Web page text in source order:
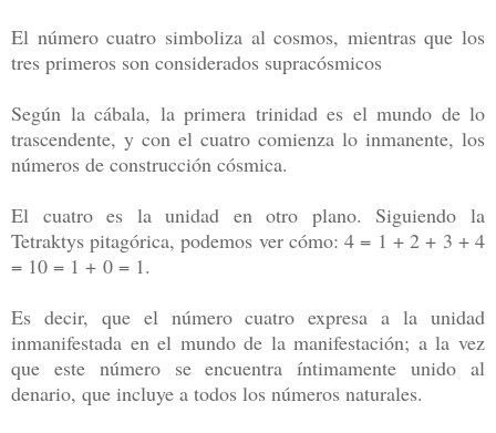
El número cuatro simboliza al cosmos, mientras que los
tres primeros son considerados supracósmicos
Según la cábala, la primera trinidad es el mundo de lo
trascendente, y con el cuatro comienza lo inmanente, los
números de construcción cósmica.
El cuatro es la unidad en otro plano. Siguiendo la
Tetraktys pitagórica, podemos ver cómo: 4 = 1 + 2 + 3 + 4
= 10 = 1 + 0 = 1.
Es decir, que el número cuatro expresa a la unidad
inmanifestada en el mundo de la manifestación; a la vez
que este número se encuentra íntimamente unido al
denario, que incluye a todos los números naturales.